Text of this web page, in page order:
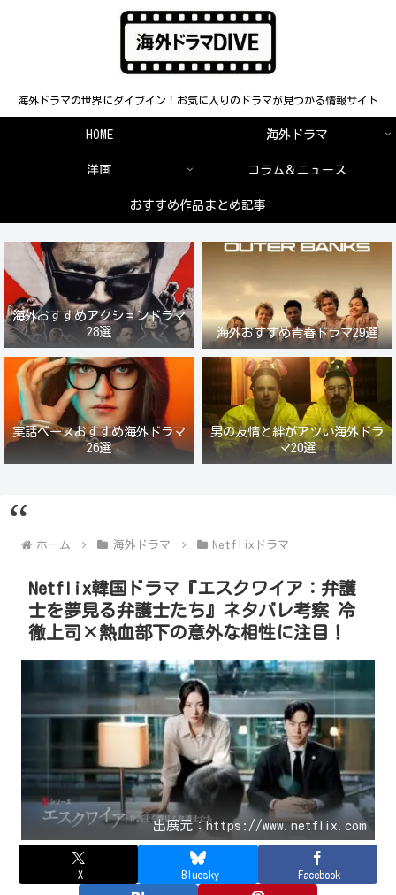
海外ドラマの世界にダイブイン！お気に入りのドラマが見つかる情報サイト
HOME 海外ドラマ
洋画 コラム＆ニュース
おすすめ作品まとめ記事
海外おすすめアクションドラマ
28選
海外おすすめ青春ドラマ29選
実話ベースおすすめ海外ドラマ
26選
男の友情と絆がアツい海外ドラ
マ20選
ホーム 海外ドラマ Netflixドラマ
Netflix韓国ドラマ『エスクワイア：弁護
士を夢見る弁護士たち』ネタバレ考察 冷
徹上司×熱血部下の意外な相性に注目！
出展元：https://www.netflix.com
X Bluesky Facebook